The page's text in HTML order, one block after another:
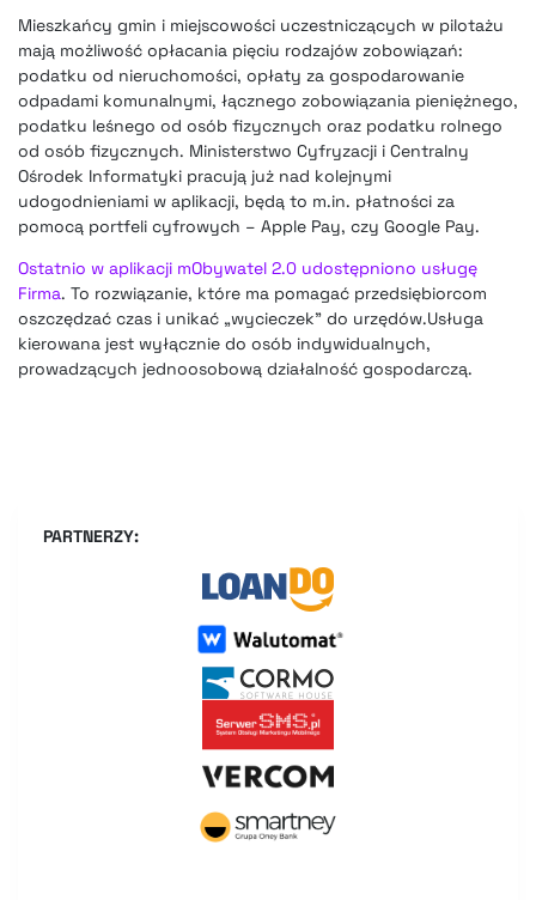
Mieszkańcy gmin i miejscowości uczestniczących w pilotażu
mają możliwość opłacania pięciu rodzajów zobowiązań:
podatku od nieruchomości, opłaty za gospodarowanie
odpadami komunalnymi, łącznego zobowiązania pieniężnego,
podatku leśnego od osób fizycznych oraz podatku rolnego
od osób fizycznych. Ministerstwo Cyfryzacji i Centralny
Ośrodek Informatyki pracują już nad kolejnymi
udogodnieniami w aplikacji, będą to m.in. płatności za
pomocą portfeli cyfrowych – Apple Pay, czy Google Pay.
Ostatnio w aplikacji mObywatel 2.0 udostępniono usługę
Firma. To rozwiązanie, które ma pomagać przedsiębiorcom
oszczędzać czas i unikać „wycieczek” do urzędów.Usługa
kierowana jest wyłącznie do osób indywidualnych,
prowadzących jednoosobową działalność gospodarczą.
PARTNERZY: